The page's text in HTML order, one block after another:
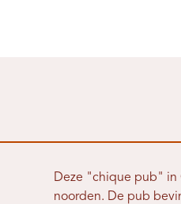
Deze "chique pub" in
noorden. De pub